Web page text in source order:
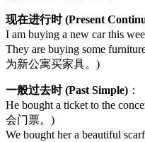
现在进行时 (Present
I am buying a new car this
They are buying some
为新公寓买家具。)
一般过去时 (Past Simple) ：
He bought a ticket to the
会门票。)
We bought her a beautiful